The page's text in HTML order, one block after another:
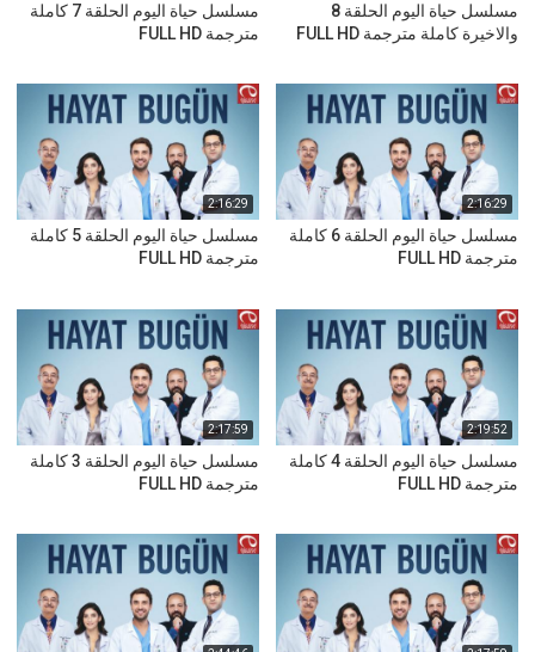
مسلسل حياة اليوم الحلقة 8
والاخيرة كاملة مترجمة FULL HD
مسلسل حياة اليوم الحلقة 7 كاملة
مترجمة FULL HD
2:16:29
مسلسل حياة اليوم الحلقة 6 كاملة
مترجمة FULL HD
2:16:29
مسلسل حياة اليوم الحلقة 5 كاملة
مترجمة FULL HD
2:19:52
مسلسل حياة اليوم الحلقة 4 كاملة
مترجمة FULL HD
2:17:59
مسلسل حياة اليوم الحلقة 3 كاملة
مترجمة FULL HD